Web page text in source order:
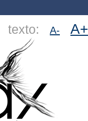
texto: A- A+